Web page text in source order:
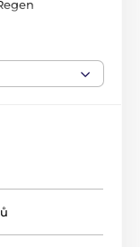
Weise
und
Gerät ist
dem Drücken